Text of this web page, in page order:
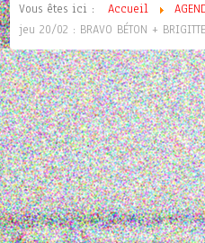
Vous êtes ici : Accueil
jeu 20/02 : BRAVO BÉTON +